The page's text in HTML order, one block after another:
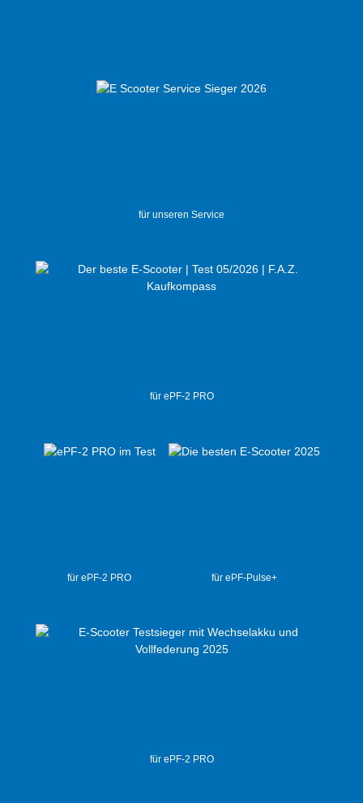
für unseren Service
für ePF-2 PRO
für ePF-2 PRO für ePF-Pulse+
für ePF-2 PRO